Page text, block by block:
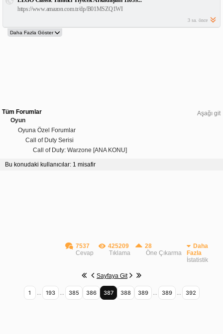
https://www.amazon.com.tr/dp/B01MSZQ1WI
3 sa. önce
Aşağı git
Tüm Forumlar
Oyun
Oyuna Özel Forumlar
Call of Duty Serisi
Call of Duty: Warzone [ANA KONU]
Bu konudaki kullanıcılar: 1 misafir
7537
Cevap
425209
Tıklama
28
Öne Çıkarma
Daha
Fazla
İstatistik
Sayfaya Git
1 … 193 … 385 386 387 388 389 … 389 … 392